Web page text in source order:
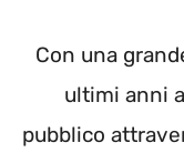
Con una
ultimi anni
pubblico